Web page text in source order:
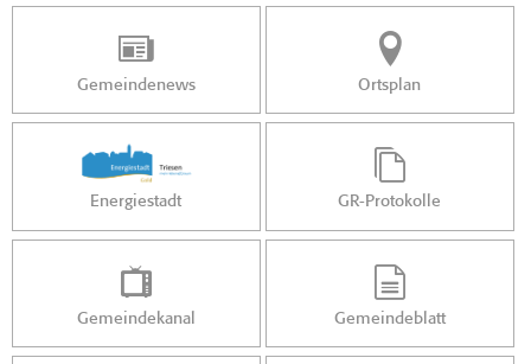
Gemeindenews Ortsplan
Energiestadt GR-Protokolle
Gemeindekanal Gemeindeblatt